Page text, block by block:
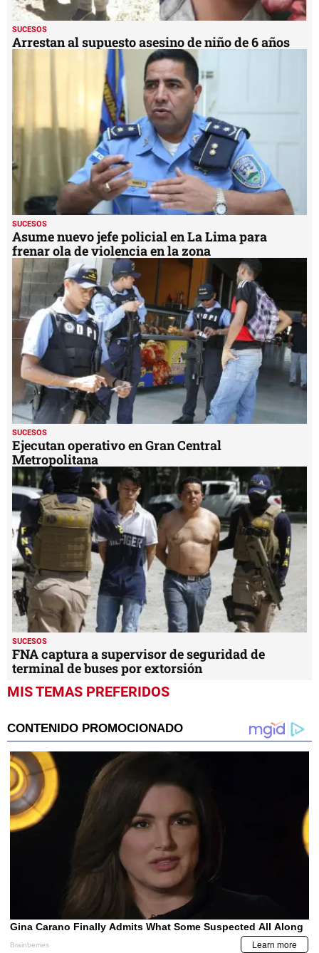
SUCESOS
Arrestan al supuesto asesino de niño de 6 años
SUCESOS
Asume nuevo jefe policial en La Lima para
frenar ola de violencia en la zona
SUCESOS
Ejecutan operativo en Gran Central
Metropolitana
SUCESOS
FNA captura a supervisor de seguridad de
terminal de buses por extorsión
MIS TEMAS PREFERIDOS